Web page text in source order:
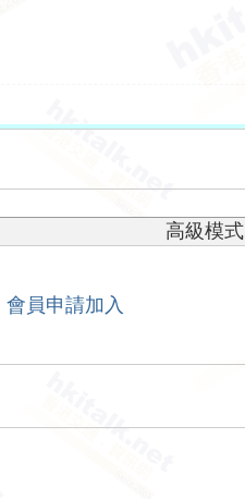
高級模式
|會員申請加入